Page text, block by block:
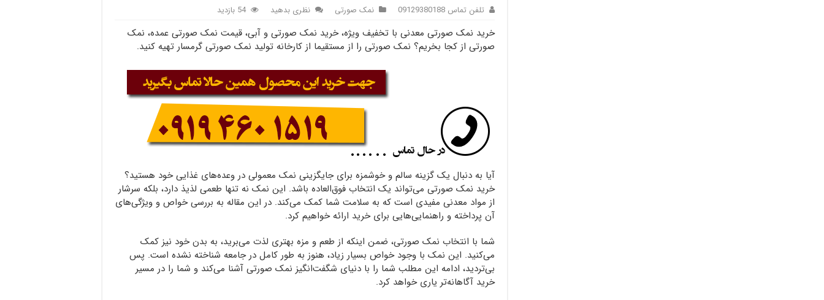
تلفن تماس 09129380188 نمک صورتی نظری بدهید 54 بازدید
خرید نمک صورتی معدنی با تخفیف ویژه، خرید نمک صورتی و آبی، قیمت نمک صورتی عمده، نمک
صورتی از کجا بخریم؟ نمک صورتی را از مستقیما از کارخانه تولید نمک صورتی گرمسار تهیه کنید.
آیا به دنبال یک گزینه سالم و خوشمزه برای جایگزینی نمک معمولی در وعده‌های غذایی خود هستید؟
خرید نمک صورتی می‌تواند یک انتخاب فوق‌العاده باشد. این نمک نه تنها طعمی لذیذ دارد، بلکه سرشار
از مواد معدنی مفیدی است که به سلامت شما کمک می‌کند. در این مقاله به بررسی خواص و ویژگی‌های
آن پرداخته و راهنمایی‌هایی برای خرید ارائه خواهیم کرد.
شما با انتخاب نمک صورتی، ضمن اینکه از طعم و مزه بهتری لذت می‌برید، به بدن خود نیز کمک
می‌کنید. این نمک با وجود خواص بسیار زیاد، هنوز به طور کامل در جامعه شناخته نشده است. پس
بی‌تردید، ادامه این مطلب شما را با دنیای شگفت‌انگیز نمک صورتی آشنا می‌کند و شما را در مسیر
خرید آگاهانه‌تر یاری خواهد کرد.